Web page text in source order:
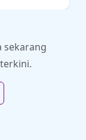
sekarang